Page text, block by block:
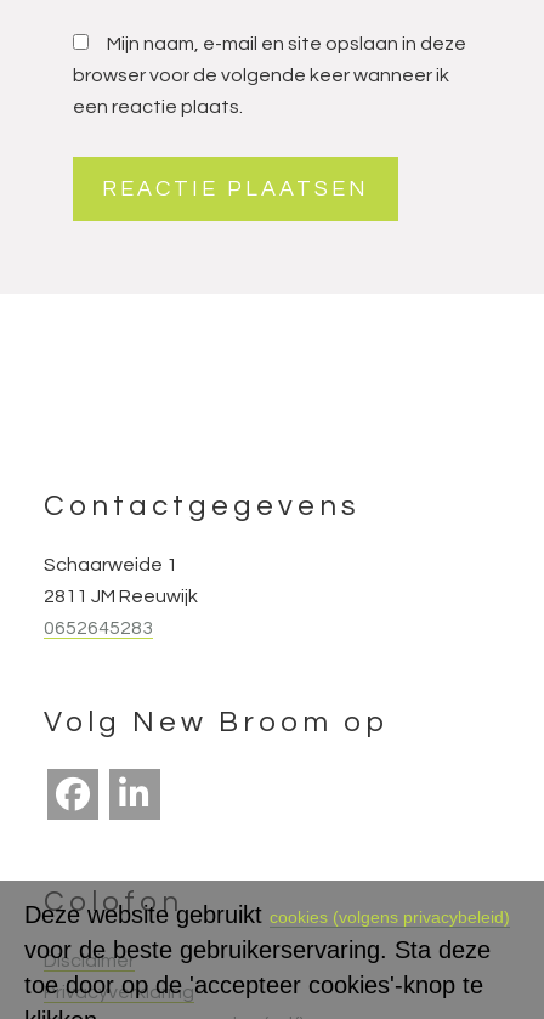
Mijn naam, e-mail en site opslaan in deze
browser voor de volgende keer wanneer ik
een reactie plaats.
Footer
Contactgegevens
Schaarweide 1
2811 JM Reeuwijk
0652645283
Volg New Broom op
Colofon
Disclaimer
Privacyverklaring
Deze website gebruikt cookies (volgens privacybeleid)
voor de beste gebruikerservaring. Sta deze
toe door op de 'accepteer cookies'-knop te